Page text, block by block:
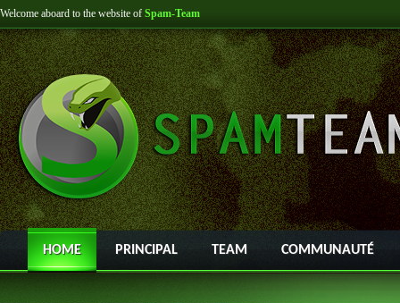
Welcome aboard to the website of Spam-Team
HOME PRINCIPAL TEAM COMMUNAUTÉ